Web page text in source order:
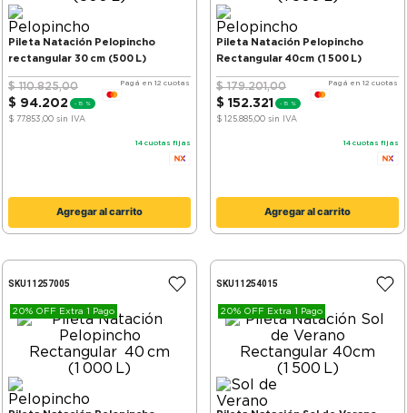
Pileta Natación Pelopincho
rectangular 30 cm (500 L)
$ 110.825,00
$ 94.202 -15 %
$ 77.853,00 sin IVA
Pagá en 12 cuotas
14 cuotas fijas
Agregar al carrito
Pileta Natación Pelopincho
Rectangular 40cm (1 500 L)
$ 179.201,00
$ 152.321 -15 %
$ 125.885,00 sin IVA
Pagá en 12 cuotas
14 cuotas fijas
Agregar al carrito
SKU11257005
20% OFF Extra 1 Pago
SKU11254015
20% OFF Extra 1 Pago